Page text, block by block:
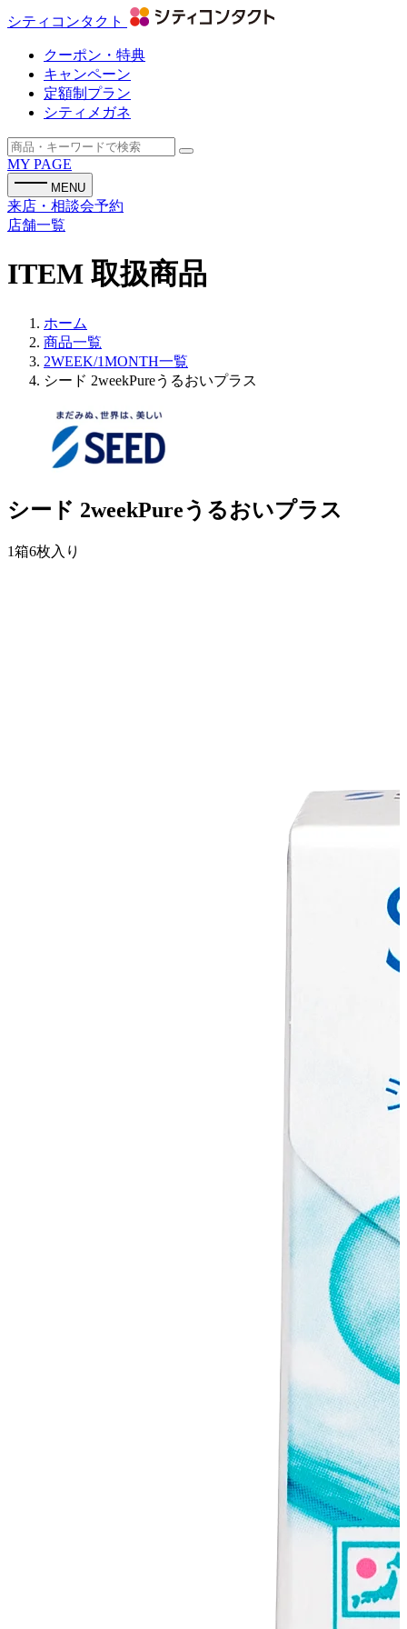
シティコンタクト
クーポン・特典
キャンペーン
定額制プラン
シティメガネ
MY PAGE
MENU
来店・相談会予約
店舗一覧
ITEM 取扱商品
ホーム
商品一覧
2WEEK/1MONTH一覧
シード 2weekPureうるおいプラス
シード 2weekPureうるおいプラス
1箱6枚入り